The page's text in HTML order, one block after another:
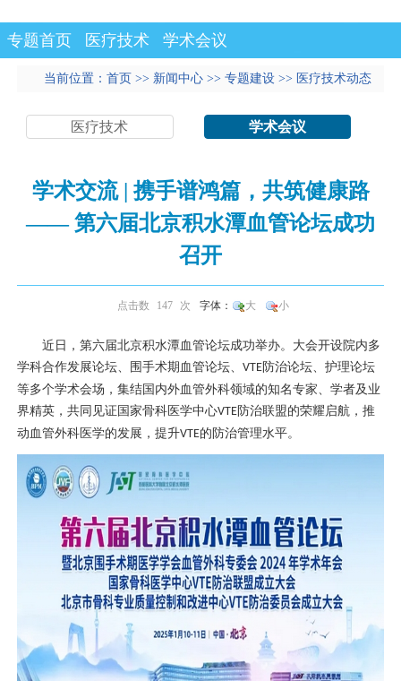
专题首页 医疗技术 学术会议
当前位置： 首页 >> 新闻中心 >> 专题建设 >> 医疗技术动态
医疗技术 学术会议
学术交流 | 携手谱鸿篇，共筑健康路
—— 第六届北京积水潭血管论坛成功
召开
点击数 147 次 字体： 大 小
近日，第六届北京积水潭血管论坛成功举办。大会开设院内多
学科合作发展论坛、围手术期血管论坛、 VTE防治论坛、护理论坛
等多个学术会场，集结国内外血管外科领域的知名专家、学者及业
界精英，共同见证国家骨科 医学中心VTE防治联盟的荣耀启航，推
动 血管外科 医学的发展，提升VTE的防治管理水平。